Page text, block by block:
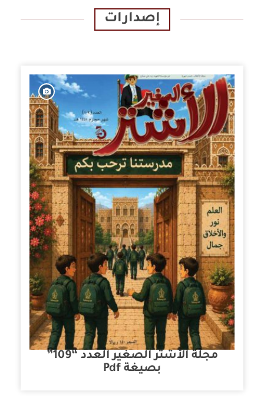
إصدارات
مجلة الأشتر الصغير العدد “109”
بصيغة Pdf